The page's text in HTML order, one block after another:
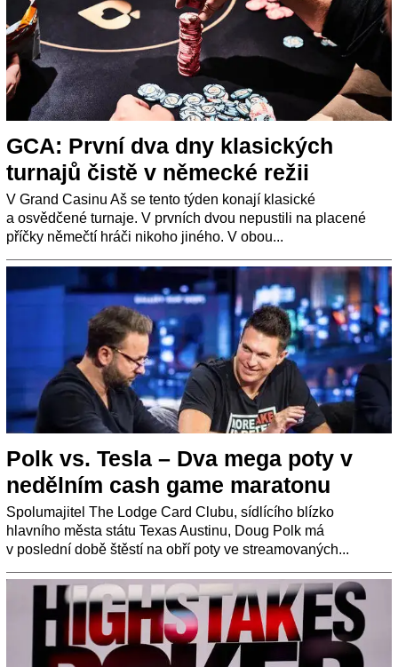
GCA: První dva dny klasických
turnajů čistě v německé režii
V Grand Casinu Aš se tento týden konají klasické
a osvědčené turnaje. V prvních dvou nepustili na placené
příčky němečtí hráči nikoho jiného. V obou...
Polk vs. Tesla – Dva mega poty v
nedělním cash game maratonu
Spolumajitel The Lodge Card Clubu, sídlícího blízko
hlavního města státu Texas Austinu, Doug Polk má
v poslední době štěstí na obří poty ve streamovaných...